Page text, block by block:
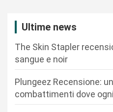
Ultime news
The Skin Stapler
sangue e noir
Plungeez Recensione:
combattimenti dove